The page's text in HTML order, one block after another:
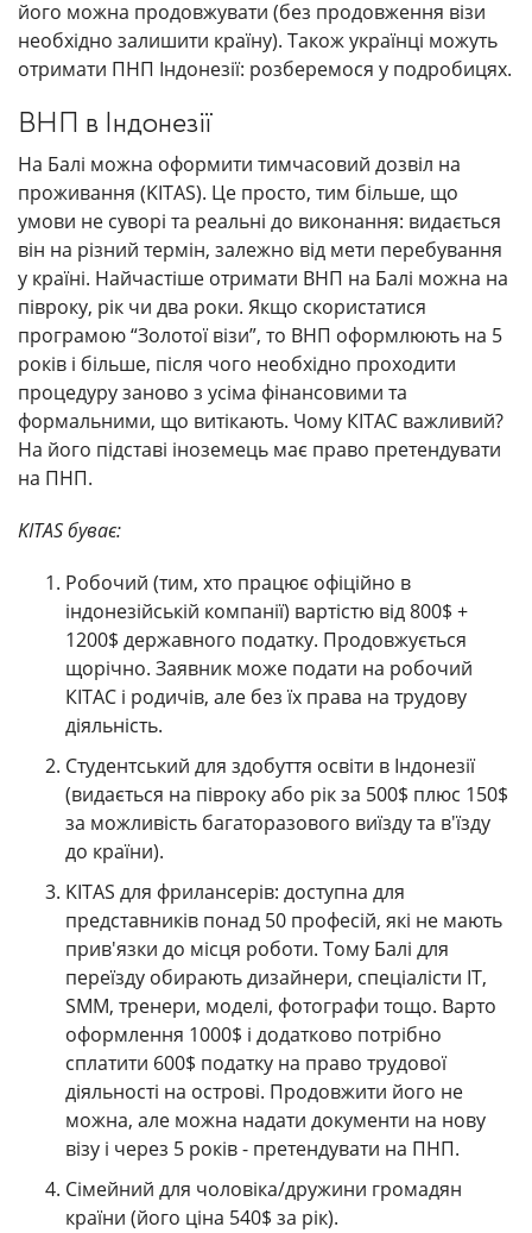
його можна продовжувати (без продовження візи
необхідно залишити країну). Також українці можуть
отримати ПНП Індонезії: розберемося у подробицях.
ВНП в Індонезії
На Балі можна оформити тимчасовий дозвіл на
проживання (KITAS). Це просто, тим більше, що
умови не суворі та реальні до виконання: видається
він на різний термін, залежно від мети перебування
у країні. Найчастіше отримати ВНП на Балі можна на
півроку, рік чи два роки. Якщо скористатися
програмою “Золотої візи”, то ВНП оформлюють на 5
років і більше, після чого необхідно проходити
процедуру заново з усіма фінансовими та
формальними, що витікають. Чому КІТАС важливий?
На його підставі іноземець має право претендувати
на ПНП.
KITAS буває:
Робочий (тим, хто працює офіційно в
індонезійській компанії) вартістю від 800$ +
1200$ державного податку. Продовжується
щорічно. Заявник може подати на робочий
КІТАС і родичів, але без їх права на трудову
діяльність.
Студентський для здобуття освіти в Індонезії
(видається на півроку або рік за 500$ плюс 150$
за можливість багаторазового виїзду та в'їзду
до країни).
KITAS для фрилансерів: доступна для
представників понад 50 професій, які не мають
прив'язки до місця роботи. Тому Балі для
переїзду обирають дизайнери, спеціалісти IT,
SMM, тренери, моделі, фотографи тощо. Варто
оформлення 1000$ і додатково потрібно
сплатити 600$ податку на право трудової
діяльності на острові. Продовжити його не
можна, але можна надати документи на нову
візу і через 5 років - претендувати на ПНП.
Сімейний для чоловіка/дружини громадян
країни (його ціна 540$ за рік).